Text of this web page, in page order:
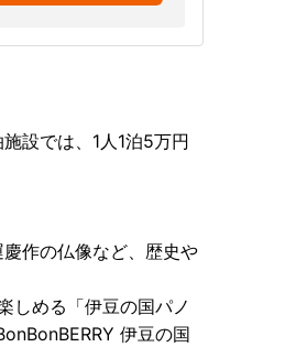
設では、1人1泊5万円
作の仏像など、歴史や
しめる「伊豆の国パノ
伊豆の国